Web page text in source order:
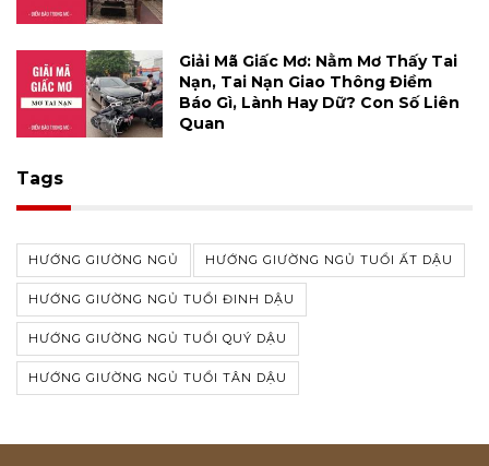
Giải Mã Giấc Mơ: Nằm Mơ Thấy Tai
Nạn, Tai Nạn Giao Thông Điềm
Báo Gì, Lành Hay Dữ? Con Số Liên
Quan
Tags
HƯỚNG GIƯỜNG NGỦ HƯỚNG GIƯỜNG NGỦ TUỔI ẤT DẬU
HƯỚNG GIƯỜNG NGỦ TUỔI ĐINH DẬU
HƯỚNG GIƯỜNG NGỦ TUỔI QUÝ DẬU
HƯỚNG GIƯỜNG NGỦ TUỔI TÂN DẬU